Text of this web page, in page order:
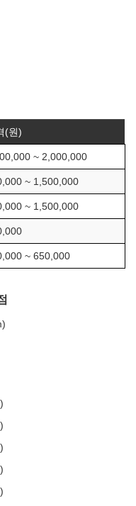
(원)
~ 2,000,000
~ 1,500,000
~ 1,500,000
~ 650,000